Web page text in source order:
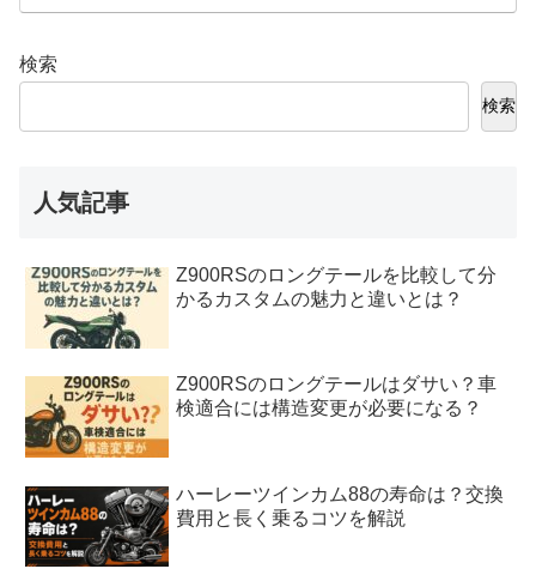
検索
検索
人気記事
Z900RSのロングテールを比較して分
かるカスタムの魅力と違いとは？
Z900RSのロングテールはダサい？車
検適合には構造変更が必要になる？
ハーレーツインカム88の寿命は？交換
費用と長く乗るコツを解説